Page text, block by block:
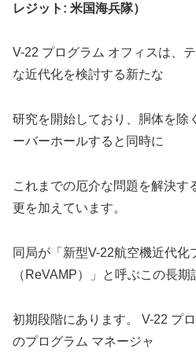
レジット: 米国海兵隊）
V-22 プログラム オフィスは、
な近代化を検討する新たな
研究を開始しており、胴体を除
ーバーホールすると同時に
これまでの厄介な問題を解決す
更を加えています。
同局が「新型V-22航空機近代化
（ReVAMP）」と呼ぶこの長期
初期段階にあります。 V-22 プ
のプログラム マネージャ